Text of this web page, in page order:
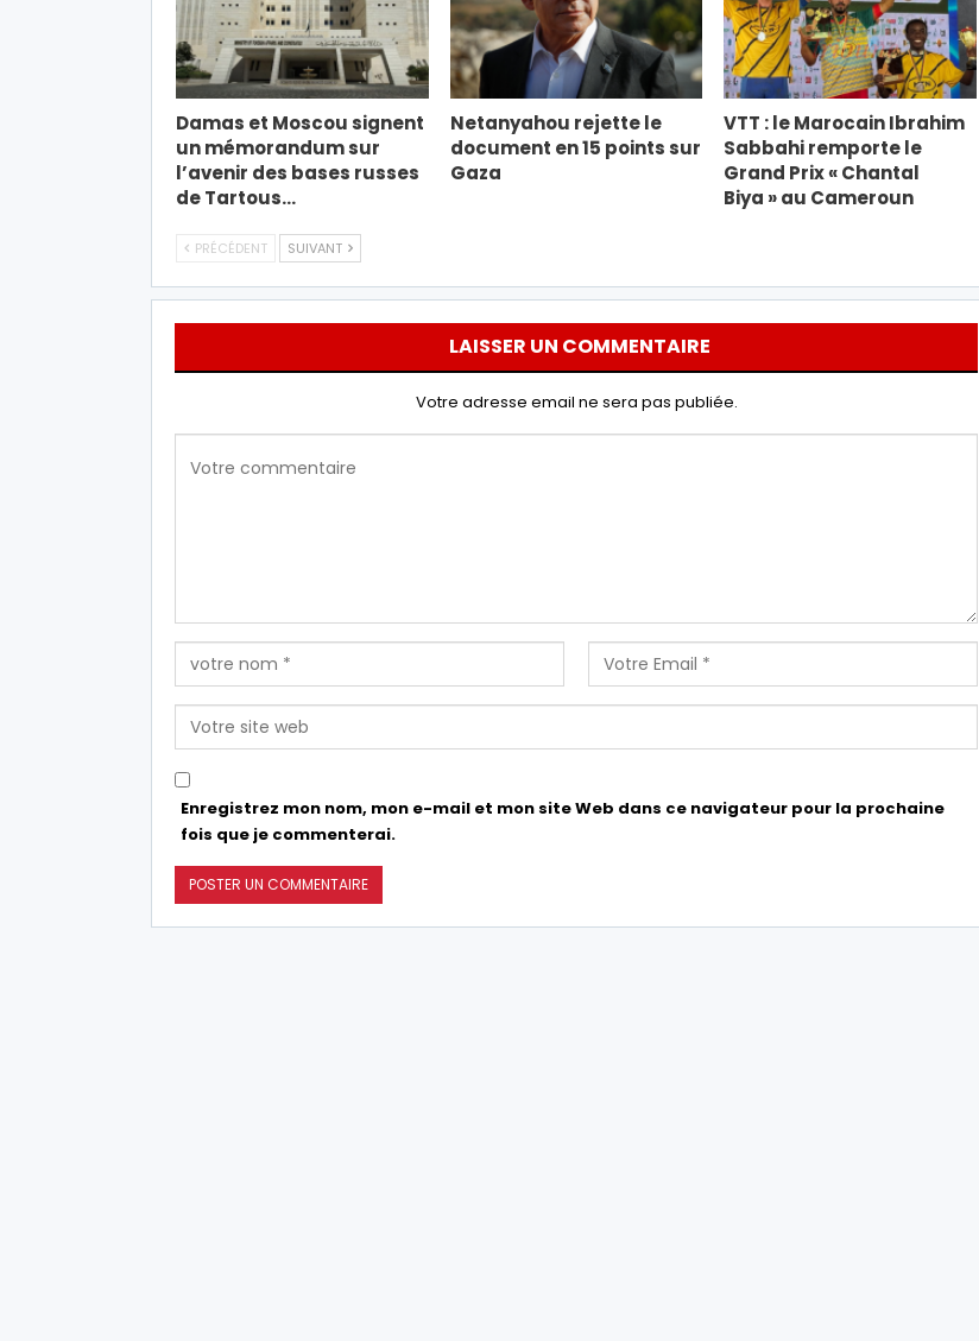
Damas et Moscou signent
un mémorandum sur
l’avenir des bases russes
de Tartous…
Netanyahou rejette le
document en 15 points sur
Gaza
VTT : le Marocain Ibrahim
Sabbahi remporte le
Grand Prix « Chantal
Biya » au Cameroun
PRÉCÉDENT SUIVANT
LAISSER UN COMMENTAIRE
Votre adresse email ne sera pas publiée.
Enregistrez mon nom, mon e-mail et mon site Web dans ce navigateur pour la prochaine
fois que je commenterai.